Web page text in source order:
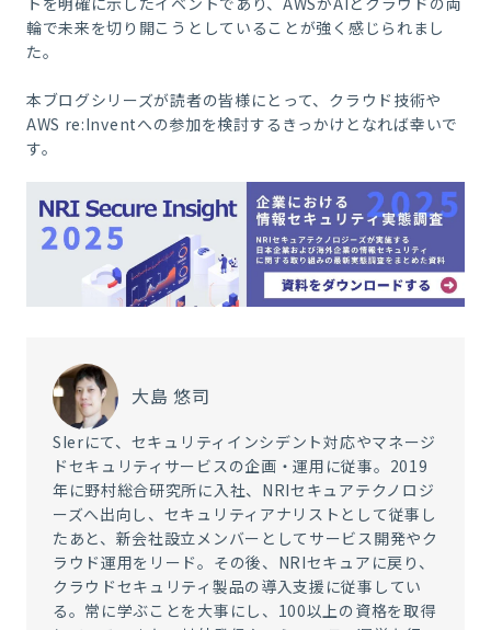
輪で未来を切り開こうとしていることが強く感じられまし
た。
本ブログシリーズが読者の皆様にとって、クラウド技術や
AWS re:Inventへの参加を検討するきっかけとなれば幸いで
す。
大島 悠司
SIerにて、セキュリティインシデント対応やマネージ
ドセキュリティサービスの企画・運用に従事。2019
年に野村総合研究所に入社、NRIセキュアテクノロジ
ーズへ出向し、セキュリティアナリストとして従事し
たあと、新会社設立メンバーとしてサービス開発やク
ラウド運用をリード。その後、NRIセキュアに戻り、
クラウドセキュリティ製品の導入支援に従事してい
る。常に学ぶことを大事にし、100以上の資格を取得